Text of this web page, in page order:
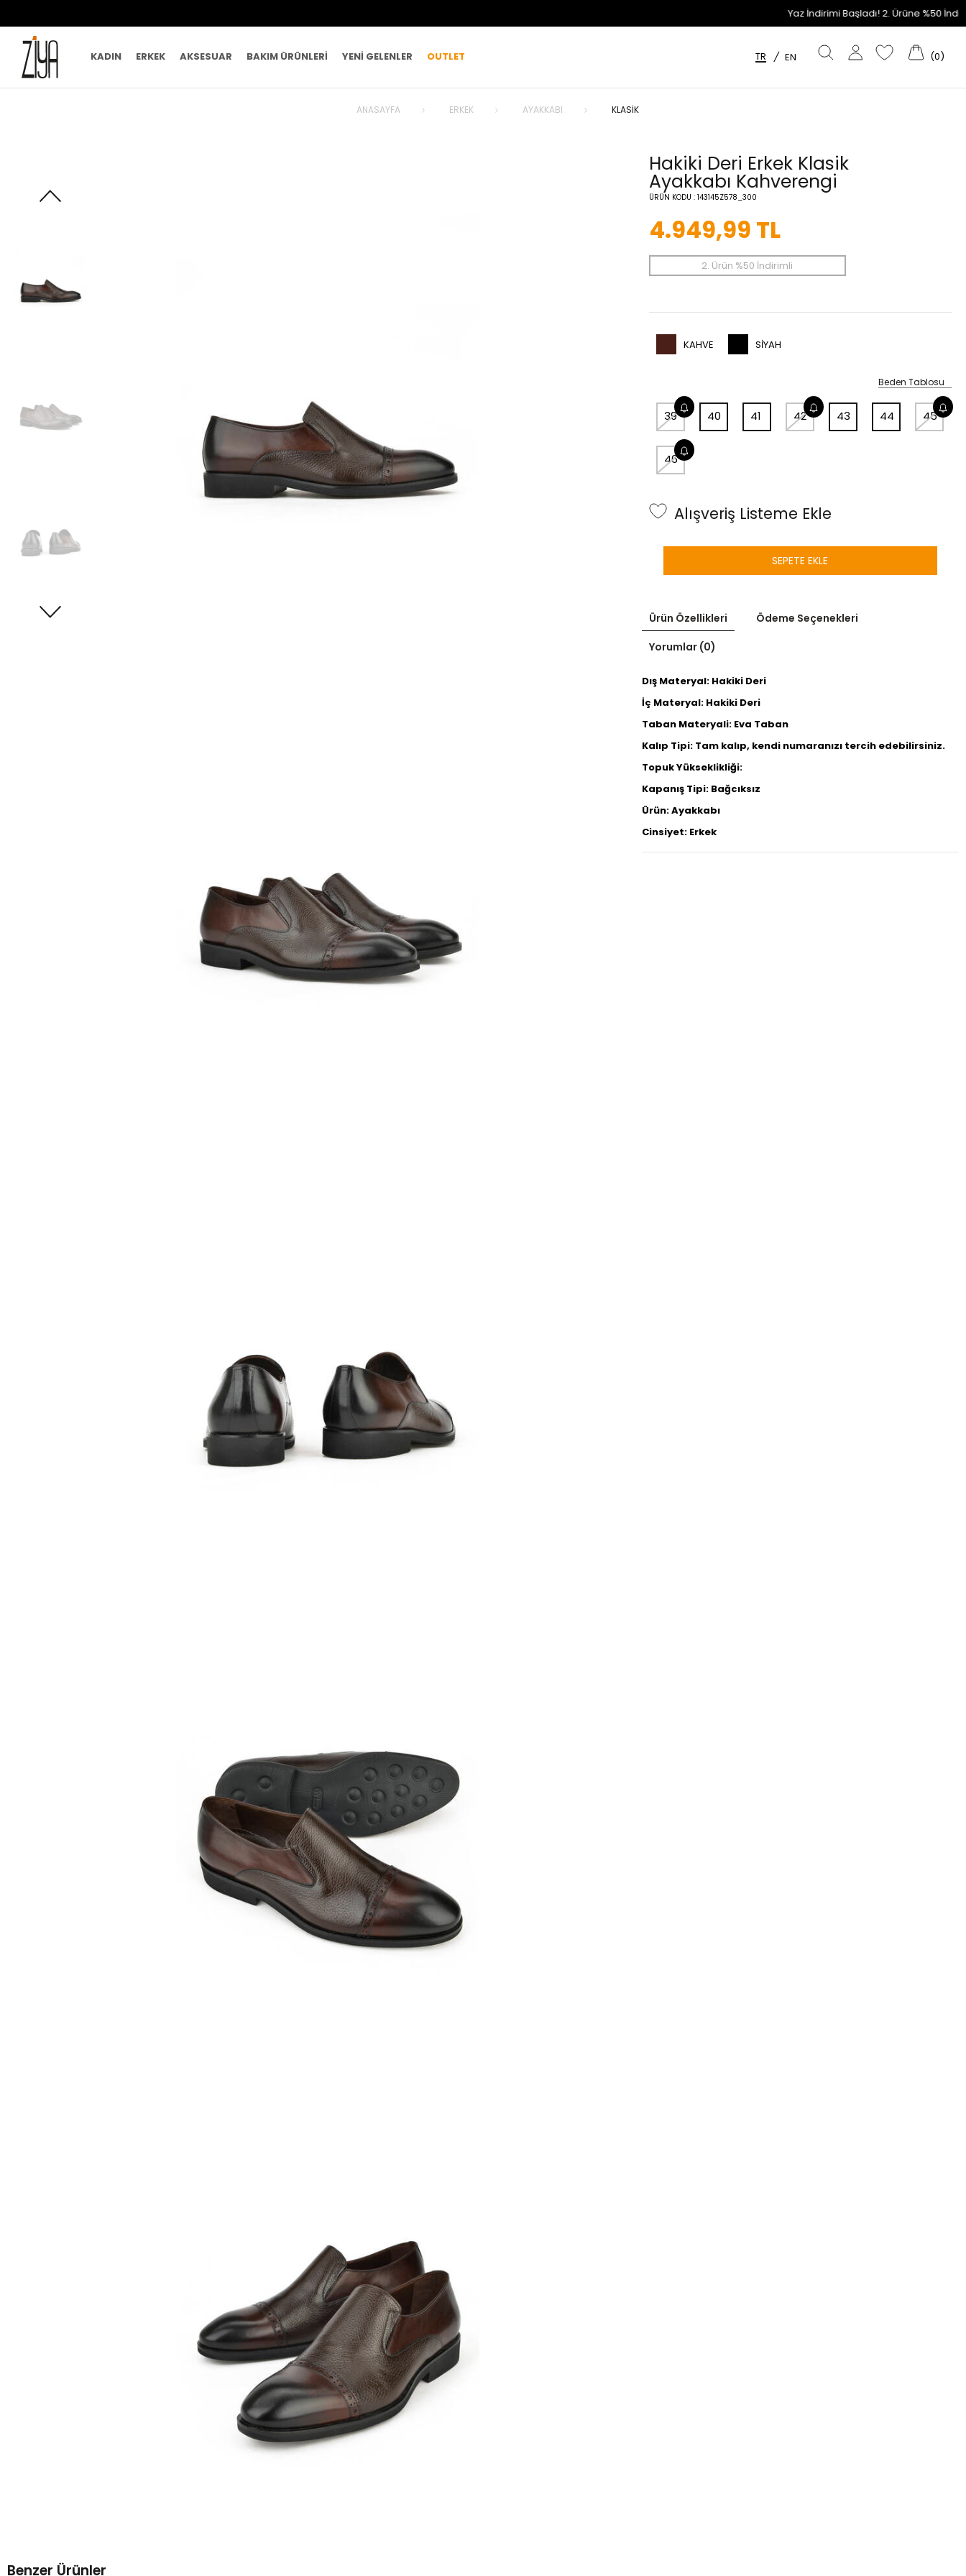
Yaz İndirimi Başladı! 2. Ürüne %50 İndirim Fırsatını
KADIN ERKEK AKSESUAR BAKIM ÜRÜNLERI YENI GELENLER OUTLET TR / EN (0)
ANASAYFA ERKEK AYAKKABI KLASIK
Hakiki Deri Erkek Klasik
Ayakkabı Kahverengi
ÜRÜN KODU : 143145Z578_300
4.949,99 TL
2. Ürün %50 İndirimli
KAHVE SIYAH
Beden Tablosu
39 40 41 42 43 44 45
46
Alışveriş Listeme Ekle
SEPETE EKLE
Ürün Özellikleri
Ödeme Seçenekleri
Yorumlar (0)
Dış Materyal: Hakiki Deri
İç Materyal: Hakiki Deri
Taban Materyali: Eva Taban
Kalıp Tipi: Tam kalıp, kendi numaranızı tercih edebilirsiniz.
Topuk Yükseklikliği:
Kapanış Tipi: Bağcıksız
Ürün: Ayakkabı
Cinsiyet: Erkek
Benzer Ürünler